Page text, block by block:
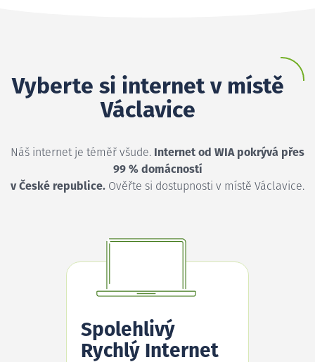
Vyberte si internet v místě
Václavice
Náš internet je téměř všude. Internet od WIA pokrývá přes
99 % domácností
v České republice. Ověřte si dostupnosti v místě Václavice.
Spolehlivý
Rychlý Internet